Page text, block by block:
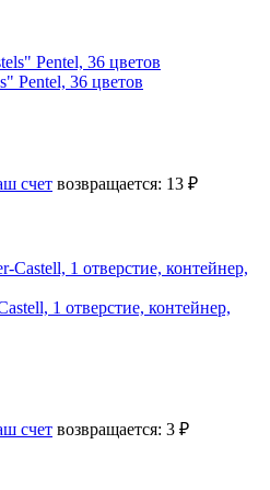
Pentel, 36 цветов
счет возвращается: 13 ₽
1 отверстие, контейнер,
счет возвращается: 3 ₽